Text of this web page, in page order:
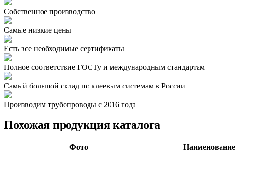
Собственное производство
Самые низкие цены
Есть все необходимые сертификаты
Полное соответствие ГОСТу и международным стандартам
Самый большой склад по клеевым системам в России
Производим трубопроводы с 2016 года
Похожая продукция каталога
Фото Наименование